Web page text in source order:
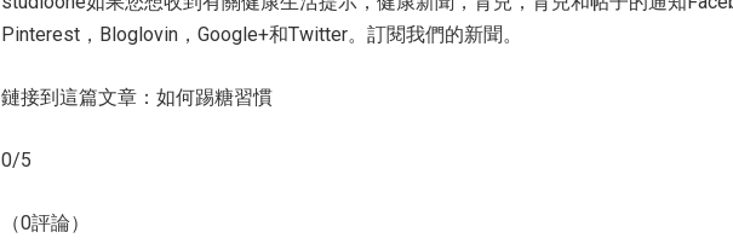
Pinterest，Bloglovin，Google+和Twitter。訂閱我們的新聞。
鏈接到這篇文章：如何踢糖習慣
0/5
（0評論）